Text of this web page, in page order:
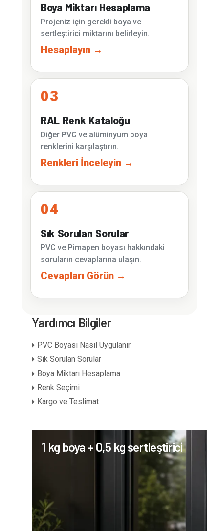
Boya Miktarı Hesaplama
Projeniz için gerekli boya ve
sertleştirici miktarını belirleyin.
Hesaplayın →
03
RAL Renk Kataloğu
Diğer PVC ve alüminyum boya
renklerini karşılaştırın.
Renkleri İnceleyin →
04
Sık Sorulan Sorular
PVC ve Pimapen boyası hakkındaki
soruların cevaplarına ulaşın.
Cevapları Görün →
Yardımcı Bilgiler
PVC Boyası Nasıl Uygulanır
Sık Sorulan Sorular
Boya Miktarı Hesaplama
Renk Seçimi
Kargo ve Teslimat
1 kg boya + 0,5 kg sertleştirici